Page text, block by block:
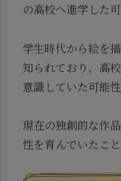
の高校へ進学した
学生時代から絵を
知られており、高
意識していた可能性
現在の独創的な作
性を育んでいたこ